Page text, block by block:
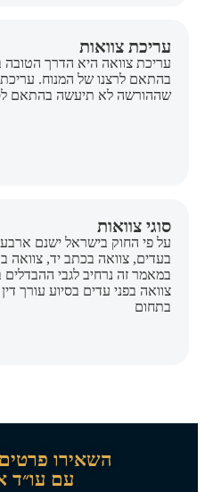
עריכת צוואות
עריכת צוואה היא הדרך הטובה
בהתאם לרצנו של המנוח. עריכת
שההורשה לא תיעשה בהתאם
סוגי צוואות
על פי החוק בישראל ישנם
בעדים, צוואה בכתב יד, צוואה
במאמר זה נרחיב לגבי ההבדלים
צוואה בפני עדים בסיוע עורך
בתחום
השאירו
עם עו״ד